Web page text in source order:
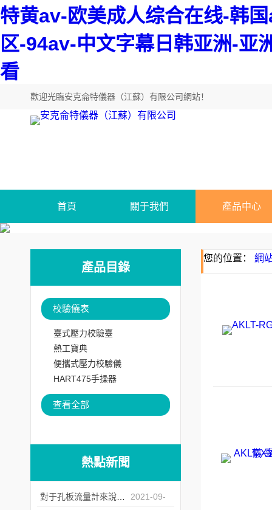
特黄av-欧美成人综合在线-韩
区-94av-中文字幕日韩亚洲-亚
看
歡迎光臨安克侖特儀器（江蘇）有限公司網站！
首頁 關于我們 產品中心
產品目錄
校驗儀表
臺式壓力校驗臺
熱工寶典
便攜式壓力校驗儀
HART475手操器
查看全部
熱點新聞
2021-09-
您的位置： 網